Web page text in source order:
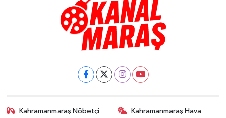
Kahramanmaraş Nöbetçi
Kahramanmaraş Hava